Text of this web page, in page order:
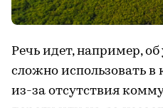
Речь идет, например,
сложно использовать
из-за отсутствия